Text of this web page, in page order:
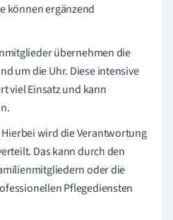
können ergänzend
übernehmen die
um die Uhr. Diese intensive
viel Einsatz und kann
Hierbei wird die Verantwortung
Das kann durch den
oder die
Pflegediensten